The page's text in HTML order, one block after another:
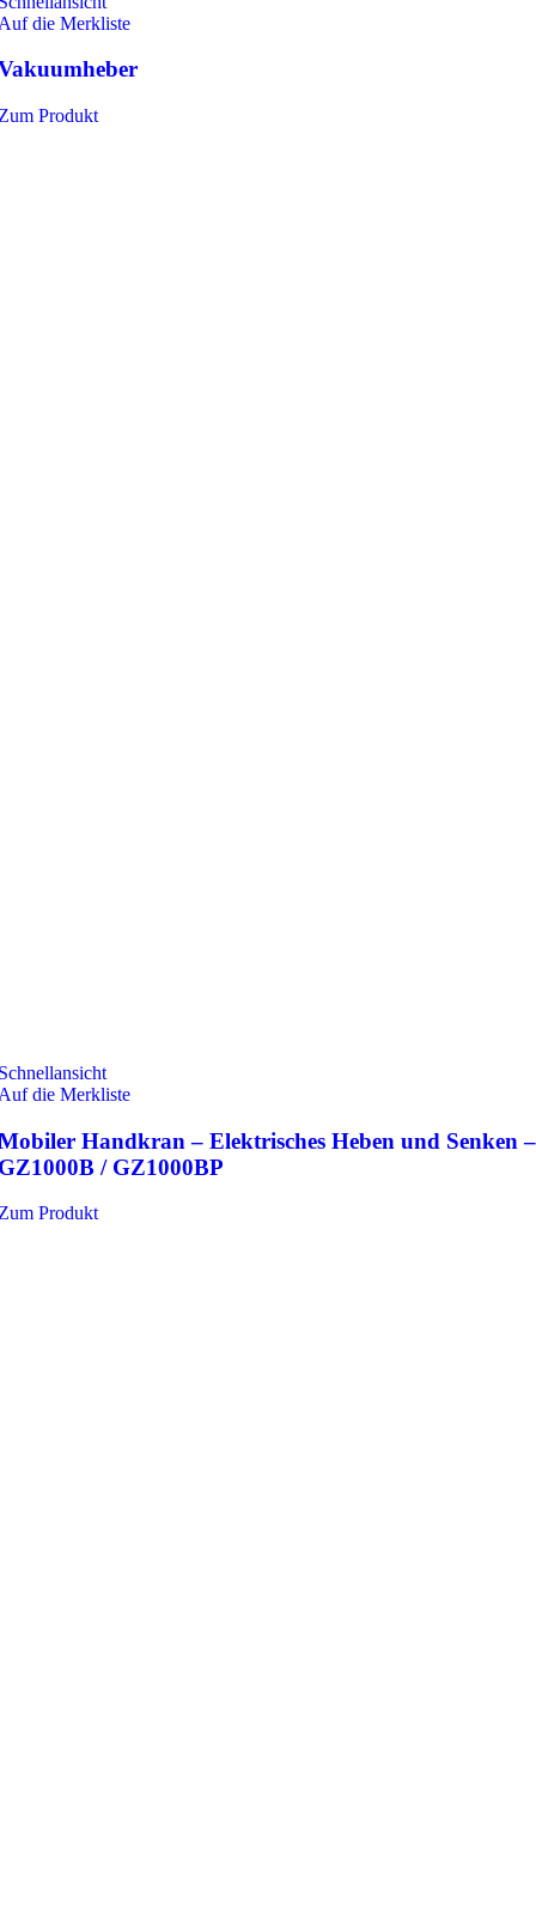
die Merkliste
Produkt
die Merkliste
Handkran – Elektrisches Heben und Senken –
/ GZ1000BP
Produkt